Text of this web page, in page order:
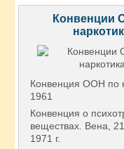
Конвенции
Конвенция ООН по
1961
Конвенция о
веществах. Вена,
1971 г.